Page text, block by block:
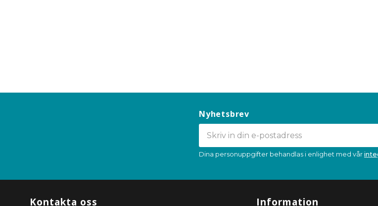
Nyhetsbrev
Dina personuppgifter behandlas i enlighet med vår
Kontakta oss Information